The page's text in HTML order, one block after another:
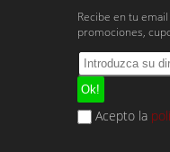
Recibe en tu
promociones,
Acepto la